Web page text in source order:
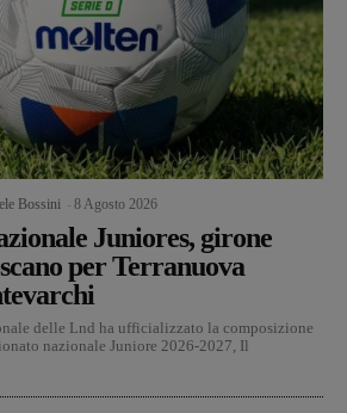
Bossini 8 Agosto 2026
Juniores, girone
per Terranuova
delle Lnd ha ufficializzato la composizione
nazionale Juniore 2026-2027, Il